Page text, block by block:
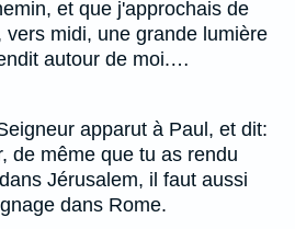
et que j'approchais de
vers midi, une grande lumière
autour de moi.…
apparut à Paul, et dit:
de même que tu as rendu
Jérusalem, il faut aussi
dans Rome.